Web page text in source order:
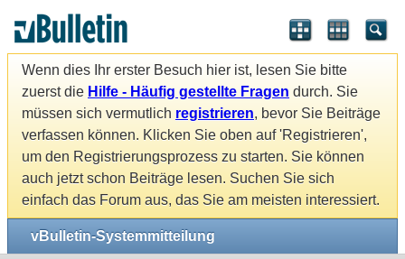
Wenn dies Ihr erster Besuch hier ist, lesen Sie bitte
zuerst die Hilfe - Häufig gestellte Fragen durch. Sie
müssen sich vermutlich registrieren, bevor Sie Beiträge
verfassen können. Klicken Sie oben auf 'Registrieren',
um den Registrierungsprozess zu starten. Sie können
auch jetzt schon Beiträge lesen. Suchen Sie sich
einfach das Forum aus, das Sie am meisten interessiert.
vBulletin-Systemmitteilung